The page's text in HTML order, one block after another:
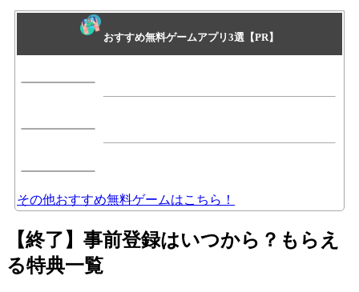
おすすめ無料ゲームアプリ3選【PR】
その他おすすめ無料ゲームはこちら！
【終了】事前登録はいつから？もらえ
る特典一覧